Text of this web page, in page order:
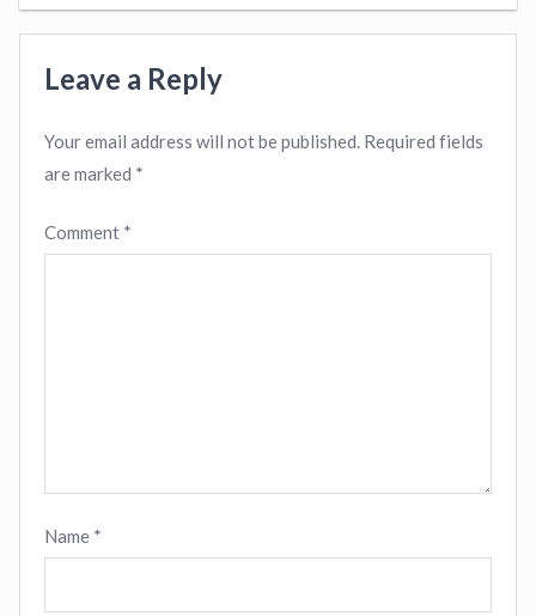
Leave a Reply
Your email address will not be published. Required fields
are marked *
Comment *
Name *